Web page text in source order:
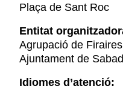
Plaça de Sant Roc
Entitat
Agrupació de
Ajuntament de
Idiomes d’atenció: